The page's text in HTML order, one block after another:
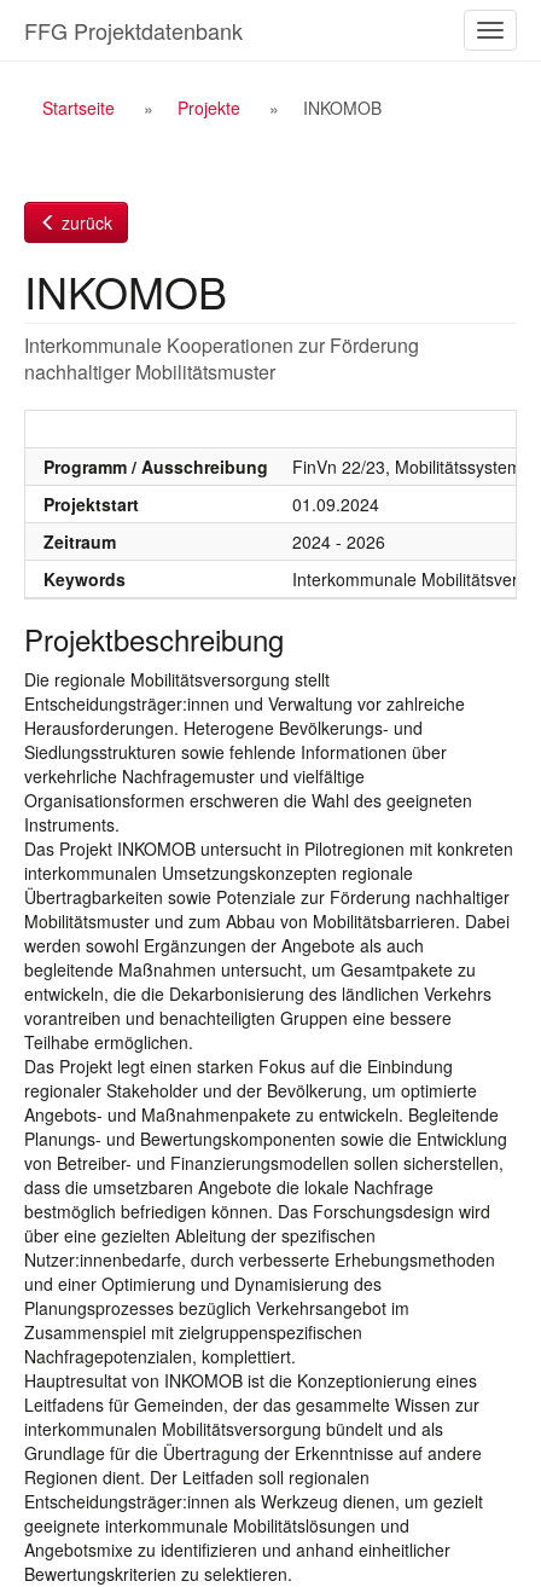
Inhalt
ein-/
FFG Projektdatenbank
Breadcrumb
Startseite Projekte INKOMOB
zurück
INKOMOB
Interkommunale Kooperationen zur Förderung
nachhaltiger Mobilitätsmuster
Programm / Ausschreibung
FinVn 22/23, Mobilitätssystem,
Projektstart
01.09.2024
Zeitraum
2024 - 2026
Keywords
Interkommunale
Projektbeschreibung
Die regionale Mobilitätsversorgung stellt
Entscheidungsträger:innen und Verwaltung vor zahlreiche
Herausforderungen. Heterogene Bevölkerungs- und
Siedlungsstrukturen sowie fehlende Informationen über
verkehrliche Nachfragemuster und vielfältige
Organisationsformen erschweren die Wahl des geeigneten
Instruments.
Das Projekt INKOMOB untersucht in Pilotregionen mit konkreten
interkommunalen Umsetzungskonzepten regionale
Übertragbarkeiten sowie Potenziale zur Förderung nachhaltiger
Mobilitätsmuster und zum Abbau von Mobilitätsbarrieren. Dabei
werden sowohl Ergänzungen der Angebote als auch
begleitende Maßnahmen untersucht, um Gesamtpakete zu
entwickeln, die die Dekarbonisierung des ländlichen Verkehrs
vorantreiben und benachteiligten Gruppen eine bessere
Teilhabe ermöglichen.
Das Projekt legt einen starken Fokus auf die Einbindung
regionaler Stakeholder und der Bevölkerung, um optimierte
Angebots- und Maßnahmenpakete zu entwickeln. Begleitende
Planungs- und Bewertungskomponenten sowie die Entwicklung
von Betreiber- und Finanzierungsmodellen sollen sicherstellen,
dass die umsetzbaren Angebote die lokale Nachfrage
bestmöglich befriedigen können. Das Forschungsdesign wird
über eine gezielten Ableitung der spezifischen
Nutzer:innenbedarfe, durch verbesserte Erhebungsmethoden
und einer Optimierung und Dynamisierung des
Planungsprozesses bezüglich Verkehrsangebot im
Zusammenspiel mit zielgruppenspezifischen
Nachfragepotenzialen, komplettiert.
Hauptresultat von INKOMOB ist die Konzeptionierung eines
Leitfadens für Gemeinden, der das gesammelte Wissen zur
interkommunalen Mobilitätsversorgung bündelt und als
Grundlage für die Übertragung der Erkenntnisse auf andere
Regionen dient. Der Leitfaden soll regionalen
Entscheidungsträger:innen als Werkzeug dienen, um gezielt
geeignete interkommunale Mobilitätslösungen und
Angebotsmixe zu identifizieren und anhand einheitlicher
Bewertungskriterien zu selektieren.